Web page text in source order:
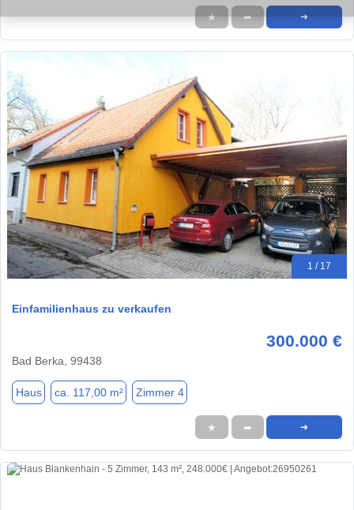
★ ➦ ➜
1 / 17
Einfamilienhaus zu verkaufen
300.000 €
Bad Berka, 99438
Haus ca. 117,00 m² Zimmer 4
★ ➦ ➜